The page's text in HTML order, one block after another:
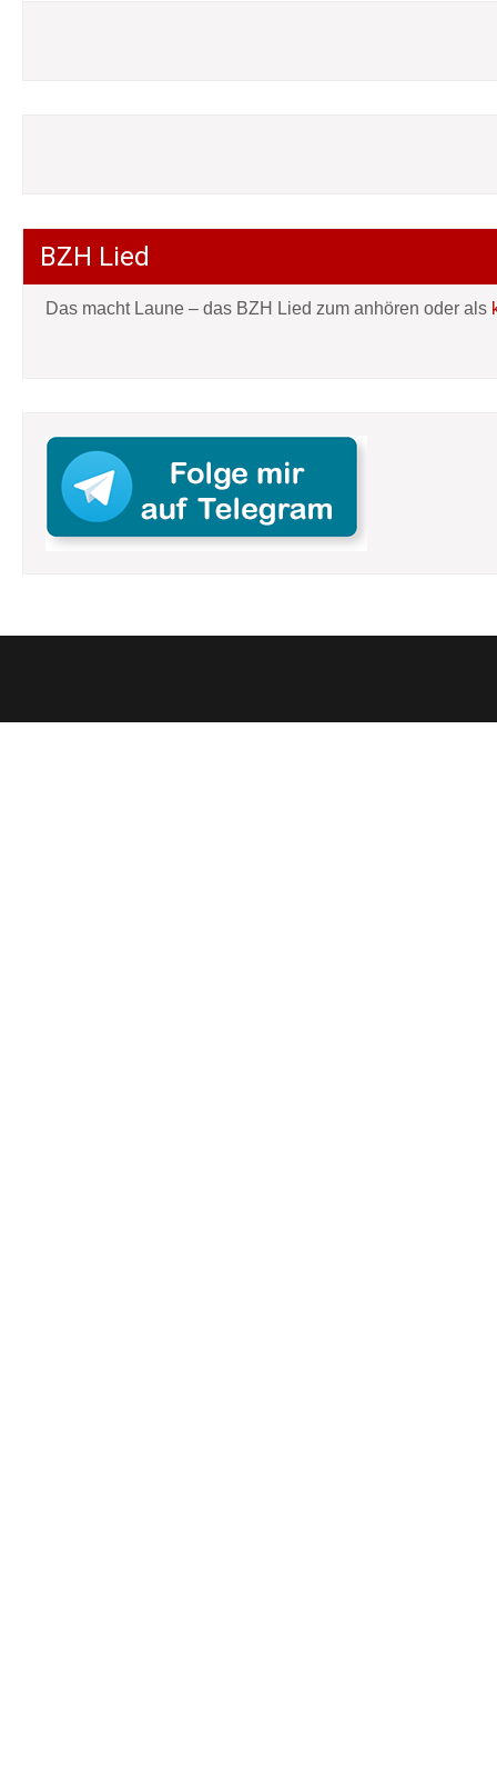
BZH Lied
Das macht Laune – das BZH Lied zum anhören oder als